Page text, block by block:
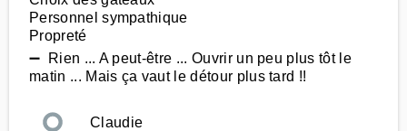
Personnel sympathique
Propreté
➖ Rien ... A peut-être ... Ouvrir un peu plus tôt le
matin ... Mais ça vaut le détour plus tard !!
Claudie